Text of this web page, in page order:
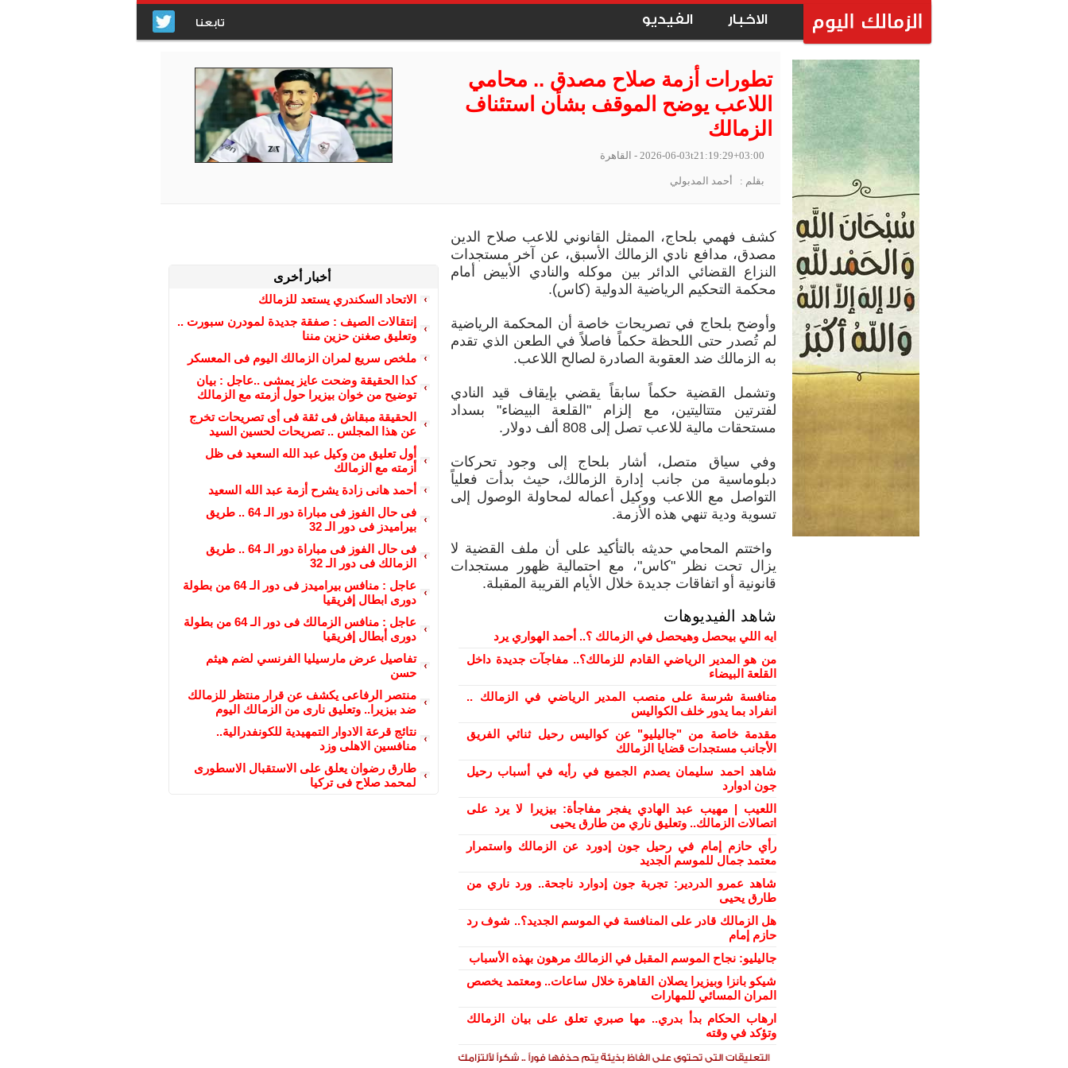
الاخبار الفيديو تابعنا
تطورات أزمة صلاح مصدق .. محامي
اللاعب يوضح الموقف بشأن استئناف
الزمالك
2026-06-03t21:19:29+03:00 - القاهرة
بقلم : أحمد المدبولي
أخبار أخرى
الاتحاد السكندري يستعد للزمالك
إنتقالات الصيف : صفقة جديدة لمودرن سبورت ..
وتعليق صغنن حزين مننا
ملخص سريع لمران الزمالك اليوم فى المعسكر
كدا الحقيقة وضحت عايز يمشى ..عاجل : بيان
توضيح من خوان بيزيرا حول أزمته مع الزمالك
الحقيقة مبقاش فى ثقة فى أى تصريحات تخرج
عن هذا المجلس .. تصريحات لحسين السيد
أول تعليق من وكيل عبد الله السعيد فى ظل
أزمته مع الزمالك
أحمد هانى زادة يشرح أزمة عبد الله السعيد
فى حال الفوز فى مباراة دور الـ 64 .. طريق
بيراميدز فى دور الـ 32
فى حال الفوز فى مباراة دور الـ 64 .. طريق
الزمالك فى دور الـ 32
عاجل : منافس بيراميدز فى دور الـ 64 من بطولة
دورى ابطال إفريقيا
عاجل : منافس الزمالك فى دور الـ 64 من بطولة
دورى أبطال إفريقيا
تفاصيل عرض مارسيليا الفرنسي لضم هيثم
حسن
منتصر الرفاعى يكشف عن قرار منتظر للزمالك
ضد بيزيرا.. وتعليق نارى من الزمالك اليوم
نتائج قرعة الادوار التمهيدية للكونفدرالية..
منافسين الاهلى وزد
طارق رضوان يعلق على الاستقبال الاسطورى
لمحمد صلاح فى تركيا
كشف فهمي بلحاج، الممثل القانوني للاعب صلاح الدين
مصدق، مدافع نادي الزمالك الأسبق، عن آخر مستجدات
النزاع القضائي الدائر بين موكله والنادي الأبيض أمام
محكمة التحكيم الرياضية الدولية (كاس).
وأوضح بلحاج في تصريحات خاصة أن المحكمة الرياضية
لم تُصدر حتى اللحظة حكماً فاصلاً في الطعن الذي تقدم
به الزمالك ضد العقوبة الصادرة لصالح اللاعب.
وتشمل القضية حكماً سابقاً يقضي بإيقاف قيد النادي
لفترتين متتاليتين، مع إلزام "القلعة البيضاء" بسداد
مستحقات مالية للاعب تصل إلى 808 ألف دولار.
وفي سياق متصل، أشار بلحاج إلى وجود تحركات
دبلوماسية من جانب إدارة الزمالك، حيث بدأت فعلياً
التواصل مع اللاعب ووكيل أعماله لمحاولة الوصول إلى
تسوية ودية تنهي هذه الأزمة.
واختتم المحامي حديثه بالتأكيد على أن ملف القضية لا
يزال تحت نظر "كاس"، مع احتمالية ظهور مستجدات
قانونية أو اتفاقات جديدة خلال الأيام القريبة المقبلة.
شاهد الفيديوهات
ايه اللي بيحصل وهيحصل في الزمالك ؟.. أحمد الهواري يرد
من هو المدير الرياضي القادم للزمالك؟.. مفاجآت جديدة داخل
القلعة البيضاء
منافسة شرسة على منصب المدير الرياضي في الزمالك ..
انفراد بما يدور خلف الكواليس
مقدمة خاصة من "جاليليو" عن كواليس رحيل ثنائي الفريق
الأجانب مستجدات قضايا الزمالك
شاهد احمد سليمان يصدم الجميع في رأيه في أسباب رحيل
جون ادوارد
اللعيب | مهيب عبد الهادي يفجر مفاجأة: بيزيرا لا يرد على
اتصالات الزمالك.. وتعليق ناري من طارق يحيى
رأي حازم إمام في رحيل جون إدورد عن الزمالك واستمرار
معتمد جمال للموسم الجديد
شاهد عمرو الدردير: تجربة جون إدوارد ناجحة.. ورد ناري من
طارق يحيى
هل الزمالك قادر على المنافسة في الموسم الجديد؟.. شوف رد
حازم إمام
جاليليو: نجاح الموسم المقبل في الزمالك مرهون بهذه الأسباب
شيكو بانزا وبيزيرا يصلان القاهرة خلال ساعات.. ومعتمد يخصص
المران المسائي للمهارات
ارهاب الحكام بدأ بدري.. مها صبري تعلق على بيان الزمالك
وتؤكد في وقته